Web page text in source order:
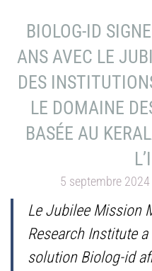
BIOLOG-ID
ANS AVEC LE
DES
LE DOMAINE
BASÉE AU
5 septembre 2024
Le Jubilee Mission
Research Institute
solution Biolog-id